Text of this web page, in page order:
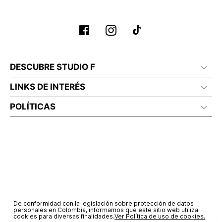
DESCUBRE STUDIO F
LINKS DE INTERÉS
POLÍTICAS
De conformidad con la legislación sobre protección de datos
personales en Colombia, informamos que este sitio web utiliza
cookies para diversas finalidades.Ver Política de uso de cookies.